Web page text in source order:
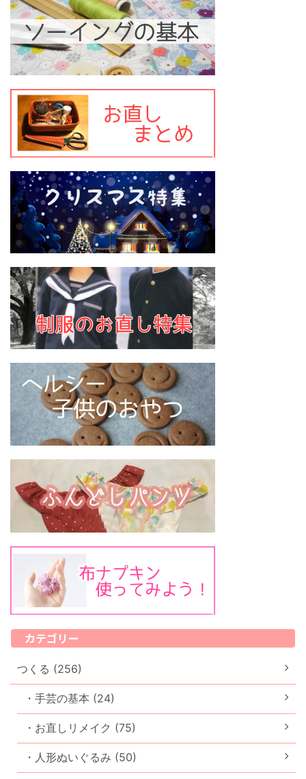
カテゴリー
つくる (256)
・手芸の基本 (24)
・お直しリメイク (75)
・人形ぬいぐるみ (50)